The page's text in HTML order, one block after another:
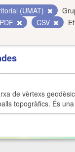
(UMAT)
PDF CSV
de vèrtexs
topogràfics. És